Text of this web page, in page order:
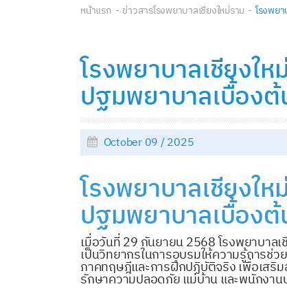
หน้าแรก ข่าวสารโรงพยาบาลเชียงใหม่ราม โรงพย
โรงพยาบาลเชียงใ
ปฐมพยาบาลเบื้อง
October 09 / 2025
โรงพยาบาลเชียงใ
ปฐมพยาบาลเบื้อง
เมื่อวันที่ 29 กันยายน 2568 โรงพยาบาล
เป็นวิทยากรในการอบรมให้ความรู้การช่
ภาคทฤษฎีและการฝึกปฏิบัติจริง เพื่อเสริ
รักษาความปลอดภัย แม่บ้าน และพนักงา